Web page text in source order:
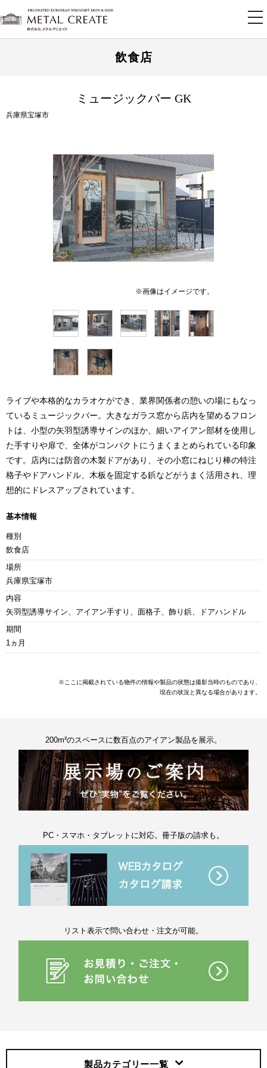
飲食店
ミュージックバー GK
兵庫県宝塚市
ライブや本格的なカラオケができ、業界関係者の憩いの場にもなっ
ているミュージックバー。大きなガラス窓から店内を望めるフロン
トは、小型の矢羽型誘導サインのほか、細いアイアン部材を使用し
た手すりや扉で、全体がコンパクトにうまくまとめられている印象
です。店内には防音の木製ドアがあり、その小窓にねじり棒の特注
格子やドアハンドル、木板を固定する鋲などがうまく活用され、理
想的にドレスアップされています。
基本情報
種別
飲食店
場所
兵庫県宝塚市
内容
矢羽型誘導サイン、アイアン手すり、面格子、飾り鋲、ドアハンドル
期間
1ヵ月
※ここに掲載されている物件の情報や製品の状態は撮影当時のものであり、
現在の状況と異なる場合があります。
200m²のスペースに数百点のアイアン製品を展示。
PC・スマホ・タブレットに対応。冊子版の請求も。
リスト表示で問い合わせ・注文が可能。
製品カテゴリー一覧